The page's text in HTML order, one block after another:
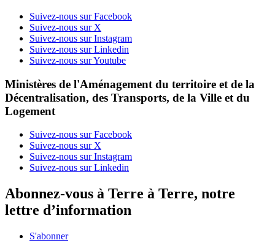
Suivez-nous sur Facebook
Suivez-nous sur X
Suivez-nous sur Instagram
Suivez-nous sur Linkedin
Suivez-nous sur Youtube
Ministères de l'Aménagement du territoire et de la
Décentralisation, des Transports, de la Ville et du
Logement
Suivez-nous sur Facebook
Suivez-nous sur X
Suivez-nous sur Instagram
Suivez-nous sur Linkedin
Abonnez-vous à Terre à Terre, notre
lettre d’information
S'abonner